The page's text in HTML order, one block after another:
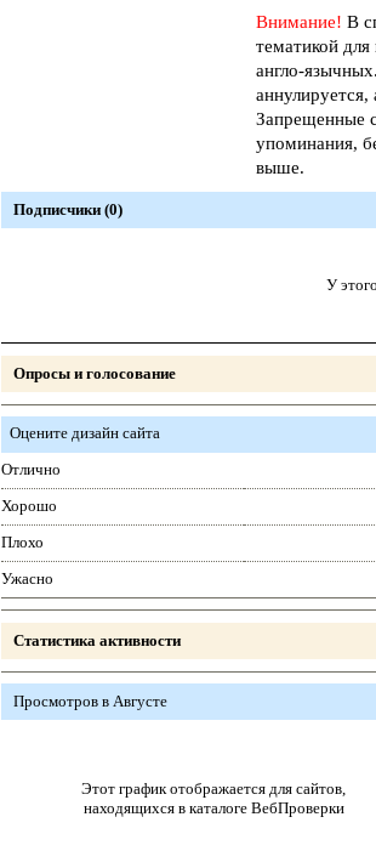
Внимание! В
тематикой
англо-
аннулируется,
Запрещенные
упоминания,
выше.
Подписчики (0)
У
Опросы и голосование
Оцените дизайн сайта
Отлично
Хорошо
Плохо
Ужасно
Статистика активности
Просмотров в Августе
Этот график отображается для сайтов,
находящихся в каталоге ВебПроверки